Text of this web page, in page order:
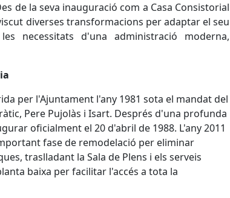
de la seva inauguració com a Casa Consistorial
diverses transformacions per adaptar el seu
necessitats d'una administració moderna,
per l'Ajuntament l'any 1981 sota el mandat del
Pere Pujolàs i Isart. Després d'una profunda
oficialment el 20 d'abril de 1988. L'any 2011
fase de remodelació per eliminar
traslladant la Sala de Plens i els serveis
baixa per facilitar l'accés a tota la